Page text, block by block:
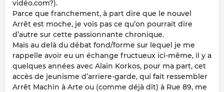
vidéo.com?).
Parce que franchement, à part dire que le nouvel
Arrêt est moche, je vois pas ce qu’on pourrait dire
d’autre sur cette passionnante chronique.
Mais au delà du débat fond/forme sur lequel je me
rappelle avoir eu un échange fructueux ici-même, il y a
quelques années avec Alain Korkos, pour ma part, cet
accès de jeunisme d’arriere-garde, qui fait ressembler
Arrêt Machin à Arte ou (comme déjà dit) à Rue 89, me